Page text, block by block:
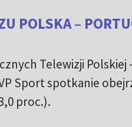
POLSKA –
Telewizji
Sport spotkanie
proc.).